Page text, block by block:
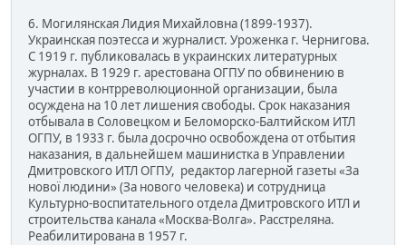
6. Могилянская Лидия Михайловна (1899-1937).
Украинская поэтесса и журналист. Уроженка г. Чернигова.
С 1919 г. публиковалась в украинских литературных
журналах. В 1929 г. арестована ОГПУ по обвинению в
участии в контрреволюционной организации, была
осуждена на 10 лет лишения свободы. Срок наказания
отбывала в Соловецком и Беломорско-Балтийском ИТЛ
ОГПУ, в 1933 г. была досрочно освобождена от отбытия
наказания, в дальнейшем машинистка в Управлении
Дмитровского ИТЛ ОГПУ, редактор лагерной газеты «За
нової людини» (За нового человека) и сотрудница
Культурно-воспитательного отдела Дмитровского ИТЛ и
строительства канала «Москва-Волга». Расстреляна.
Реабилитирована в 1957 г.